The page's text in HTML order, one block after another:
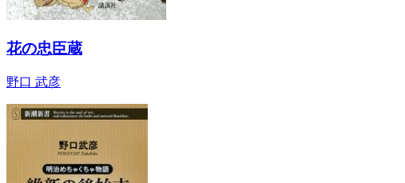
花の忠臣蔵
野口 武彦